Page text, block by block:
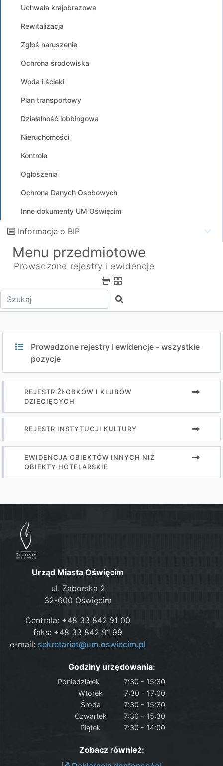
Uchwała krajobrazowa
Rewitalizacja
Zgłoś naruszenie
Ochrona środowiska
Woda i ścieki
Plan transportowy
Działalność lobbingowa
Nieruchomości
Kontrole
Ogłoszenia
Ochrona Danych Osobowych
Inne dokumenty UM Oświęcim
Informacje o BIP
Menu przedmiotowe
Prowadzone rejestry i ewidencje
Wpisz tekst do wyszukania Szukaj
Prowadzone rejestry i ewidencje - wszystkie
pozycje
REJESTR ŻŁOBKÓW I KLUBÓW
DZIECIĘCYCH
REJESTR INSTYTUCJI KULTURY
EWIDENCJA OBIEKTÓW INNYCH NIŻ
OBIEKTY HOTELARSKIE
Urząd Miasta Oświęcim
ul. Zaborska 2
32-600 Oświęcim
Centrala: +48 33 842 91 00
faks: +48 33 842 91 99
e-mail: sekretariat@um.oswiecim.pl
Godziny urzędowania:
Poniedziałek
7:30 - 15:30
Wtorek
7:30 - 17:00
Środa
7:30 - 15:30
Czwartek
7:30 - 15:30
Piątek
7:30 - 14:00
Zobacz również: